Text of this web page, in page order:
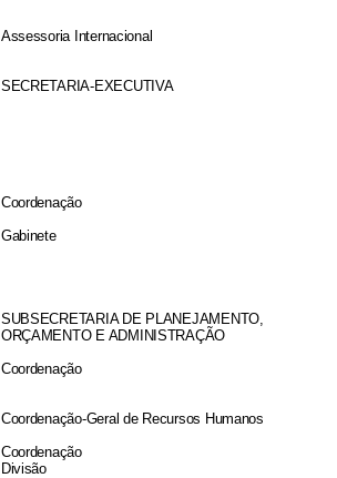
Assessoria Internacional
SECRETARIA-EXECUTIVA
Coordenação
Gabinete
SUBSECRETARIA DE PLANEJAMENTO,
ORÇAMENTO E ADMINISTRAÇÃO
Coordenação
Coordenação-Geral de Recursos Humanos
Coordenação
Divisão